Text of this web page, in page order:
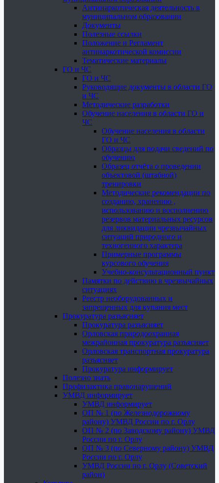
Антинаркотическая деятельность в
муниципальном образовании
Документы
Полезные ссылки
Положение и Регламент
антинаркотической комиссии
Тематические материалы
ГО и ЧС
ГО и ЧС
Руководящие документы в области ГО
и ЧС
Методические разработки
Обучение населения в области ГО и
ЧС
Обучение населения в области
ГО и ЧС
Образцы для подачи сведений по
обучению
Образец отчёта о проведении
объектовой (штабной)
тренировки
Методические рекомендации по
созданию, хранению ,
использованию и восполнению
резервов материальных ресурсов
для ликвидации чрезвычайных
ситуаций природного и
техногенного характера
Примерные программы
курсового обучения
Учебно-консультационный пункт
Памятки по действию в чрезвычайных
ситуациях
Реестр необорудованных и
запрещенных для купания мест
Прокуратура разъясняет
Прокуратура разъясняет
Орловская природоохранная
межрайонная прокуратура разъясняет
Орловская транспортная прокуратура
разъясняет
Прокуратура информирует
Полезно знать
Профилактика правонарушений
УМВД информирует
УМВД информирует
ОП № 1 (по Железнодорожному
району) УМВД России по г. Орлу
ОП № 2 (по Заводскому району) УМВД
России по г. Орлу
ОП № 3 (по Северному району) УМВД
России по г. Орлу
УМВД России по г. Орлу (Советский
район)